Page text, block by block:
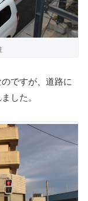
ですが、道路に
した。